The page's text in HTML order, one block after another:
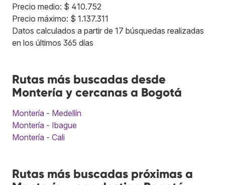
Precio medio: $ 410.752
Precio máximo: $ 1.137.311
Datos calculados a partir de 17 búsquedas realizadas
en los últimos 365 días
Rutas más buscadas desde
Montería y cercanas a Bogotá
Montería - Medellín
Montería - Ibague
Montería - Cali
Rutas más buscadas próximas a